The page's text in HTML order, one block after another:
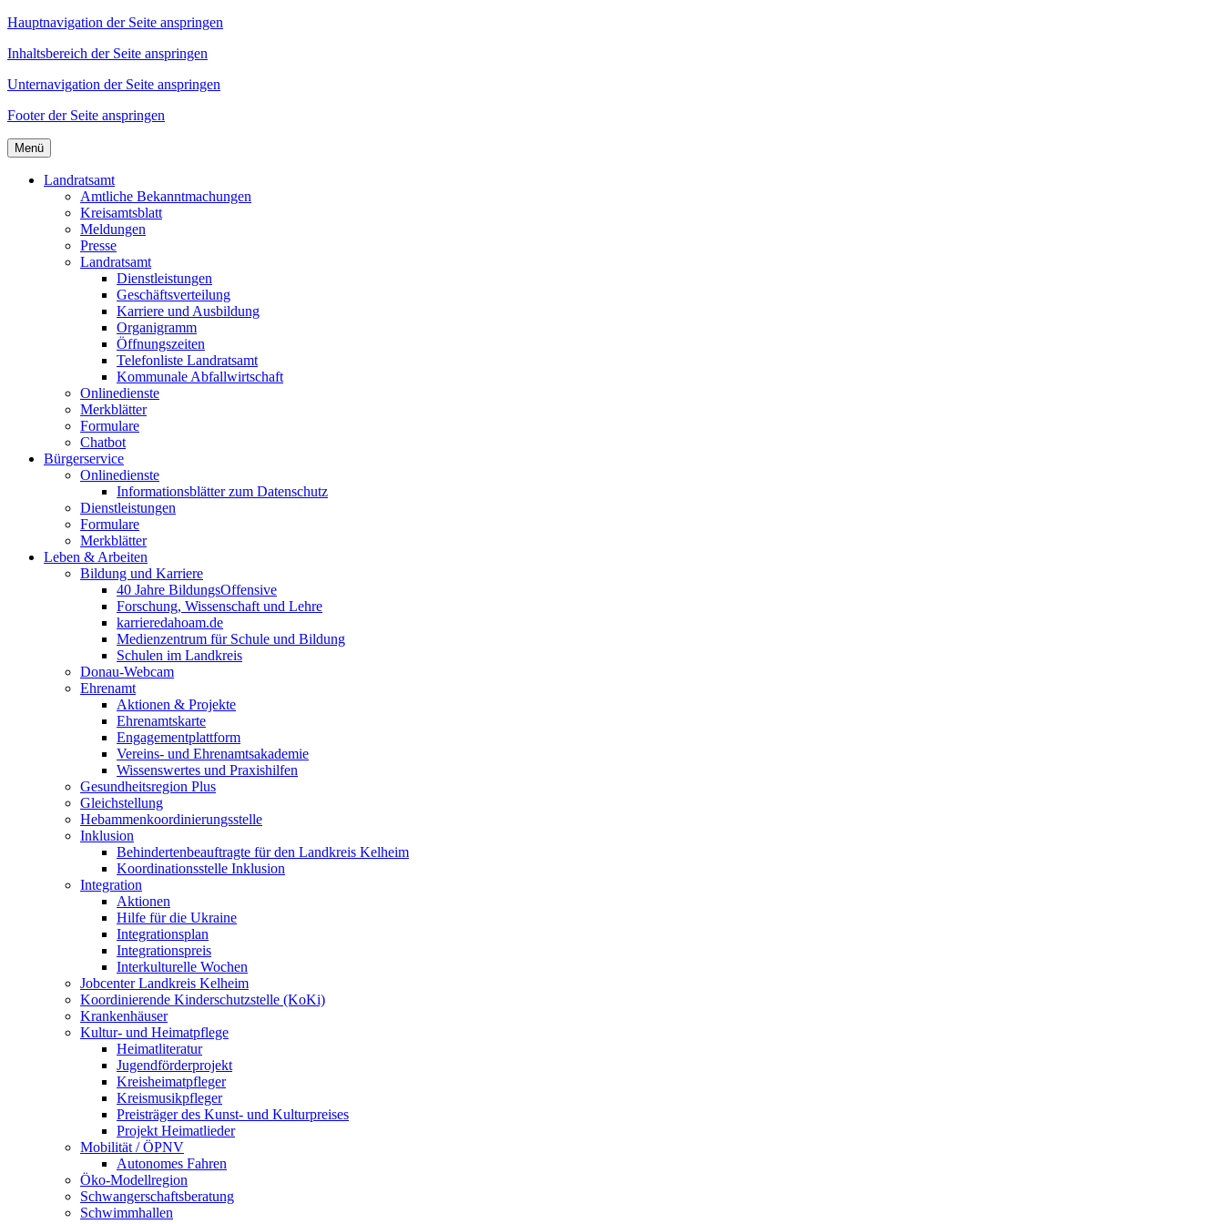
Hauptnavigation der Seite anspringen
Inhaltsbereich der Seite anspringen
Unternavigation der Seite anspringen
Footer der Seite anspringen
Menü
Landratsamt
Amtliche Bekanntmachungen
Kreisamtsblatt
Meldungen
Presse
Landratsamt
Dienstleistungen
Geschäftsverteilung
Karriere und Ausbildung
Organigramm
Öffnungszeiten
Telefonliste Landratsamt
Kommunale Abfallwirtschaft
Onlinedienste
Merkblätter
Formulare
Chatbot
Bürgerservice
Onlinedienste
Informationsblätter zum Datenschutz
Dienstleistungen
Formulare
Merkblätter
Leben & Arbeiten
Bildung und Karriere
40 Jahre BildungsOffensive
Forschung, Wissenschaft und Lehre
karrieredahoam.de
Medienzentrum für Schule und Bildung
Schulen im Landkreis
Donau-Webcam
Ehrenamt
Aktionen & Projekte
Ehrenamtskarte
Engagementplattform
Vereins- und Ehrenamtsakademie
Wissenswertes und Praxishilfen
Gesundheitsregion Plus
Gleichstellung
Hebammenkoordinierungsstelle
Inklusion
Behindertenbeauftragte für den Landkreis Kelheim
Koordinationsstelle Inklusion
Integration
Aktionen
Hilfe für die Ukraine
Integrationsplan
Integrationspreis
Interkulturelle Wochen
Jobcenter Landkreis Kelheim
Koordinierende Kinderschutzstelle (KoKi)
Krankenhäuser
Kultur- und Heimatpflege
Heimatliteratur
Jugendförderprojekt
Kreisheimatpfleger
Kreismusikpfleger
Preisträger des Kunst- und Kulturpreises
Projekt Heimatlieder
Mobilität / ÖPNV
Autonomes Fahren
Öko-Modellregion
Schwangerschaftsberatung
Schwimmhallen